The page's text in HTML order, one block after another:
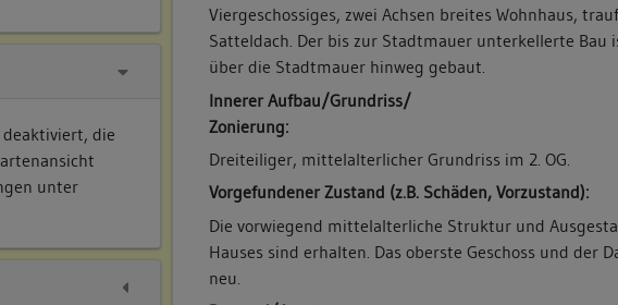
deaktiviert, die
unter
Viergeschossiges, zwei Achsen breites Wohnhaus,
Satteldach. Der bis zur Stadtmauer unterkellerte Bau
über die Stadtmauer hinweg gebaut.
Innerer Aufbau/Grundriss/
Zonierung:
Dreiteiliger, mittelalterlicher Grundriss im 2. OG.
Vorgefundener Zustand (z.B. Schäden, Vorzustand):
Die vorwiegend mittelalterliche Struktur und
Hauses sind erhalten. Das oberste Geschoss und der
neu.